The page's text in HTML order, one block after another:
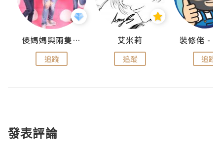
儍媽媽與兩隻小魔怪之家
追蹤
艾米莉
追蹤 追蹤
發表評論